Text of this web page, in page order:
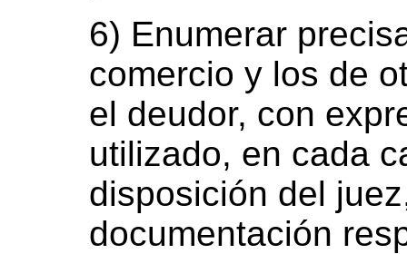
6) Enumerar
comercio y los de
el deudor, con
utilizado, en cada
disposición del
documentación